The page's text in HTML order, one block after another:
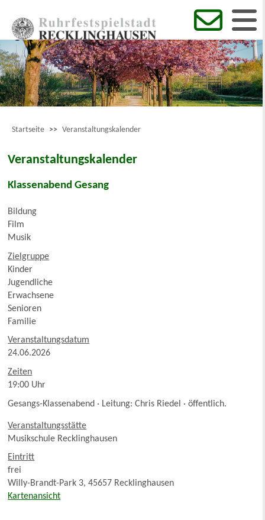
Startseite >> Veranstaltungskalender
Veranstaltungskalender
Klassenabend Gesang
Bildung
Film
Musik
Zielgruppe
Kinder
Jugendliche
Erwachsene
Senioren
Familie
Veranstaltungsdatum
24.06.2026
Zeiten
19:00 Uhr
Gesangs-Klassenabend · Leitung: Chris Riedel · öffentlich.
Veranstaltungsstätte
Musikschule Recklinghausen
Eintritt
frei
Willy-Brandt-Park 3, 45657 Recklinghausen
Kartenansicht